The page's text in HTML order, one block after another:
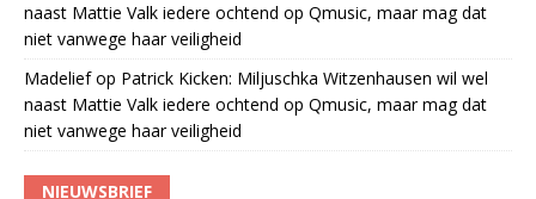
naast Mattie Valk iedere ochtend op Qmusic, maar mag dat
niet vanwege haar veiligheid
Madeliefop Patrick Kicken: Miljuschka Witzenhausen wil wel
naast Mattie Valk iedere ochtend op Qmusic, maar mag dat
niet vanwege haar veiligheid
NIEUWSBRIEF